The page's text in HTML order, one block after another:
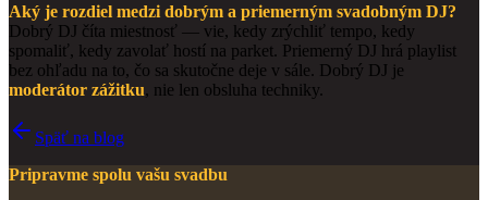
Aký je rozdiel medzi dobrým a priemerným svadobným DJ?
Dobrý DJ číta miestnosť — vie, kedy zrýchliť tempo, kedy
spomaliť, kedy zavolať hostí na parket. Priemerný DJ hrá playlist
bez ohľadu na to, čo sa skutočne deje v sále. Dobrý DJ je
moderátor zážitku, nie len obsluha techniky.
Späť na blog
Pripravme spolu vašu svadbu